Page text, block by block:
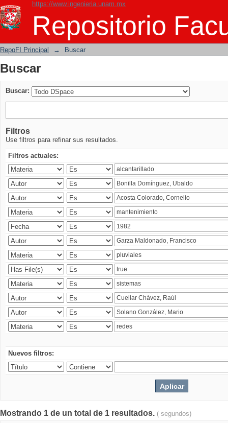
https://www.ingenieria.unam.mx
Repositorio
Buscar
RepoFI Principal → Buscar
Buscar
Buscar:
Filtros
Use filtros para refinar sus resultados.
Filtros actuales:
Nuevos filtros:
Mostrando 1 de un total de 1 resultados. ( segundos)